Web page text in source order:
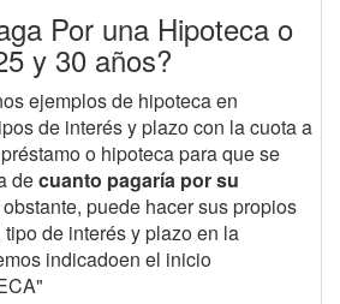
Por una Hipoteca o
y 30 años?
ejemplos de hipoteca en
de interés y plazo con la cuota a
o hipoteca para que se
decuanto pagaría por su
puede hacer sus propios
de interés y plazo en la
indicadoen el inicio